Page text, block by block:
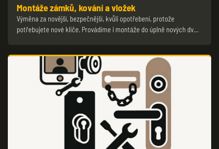
Montáže zámků, kování a vložek
Výměna za novější, bezpečnější, kvůli opotřebení, protože
potřebujete nové klíče. Provádíme i montáže do úplně nových dv…